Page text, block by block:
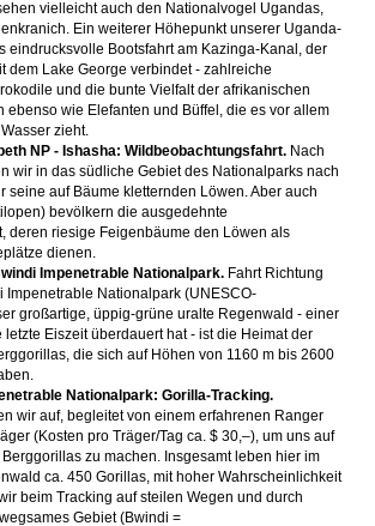
vielleicht auch den Nationalvogel Ugandas,
Ein weiterer Höhepunkt unserer Uganda-
eindrucksvolle Bootsfahrt am Kazinga-Kanal, der
dem Lake George verbindet - zahlreiche
und die bunte Vielfalt der afrikanischen
ebenso wie Elefanten und Büffel, die es vor allem
zieht.
NP - Ishasha: Wildbeobachtungsfahrt. Nach
wir in das südliche Gebiet des Nationalparks nach
seine auf Bäume kletternden Löwen. Aber auch
bevölkern die ausgedehnte
deren riesige Feigenbäume den Löwen als
dienen.
Impenetrable Nationalpark. Fahrt Richtung
Impenetrable Nationalpark (UNESCO-
großartige, üppig-grüne uralte Regenwald - einer
Eiszeit überdauert hat - ist die Heimat der
die sich auf Höhen von 1160 m bis 2600
Nationalpark: Gorilla-Tracking.
wir auf, begleitet von einem erfahrenen Ranger
(Kosten pro Träger/Tag ca. $ 30,–), um uns auf
zu machen. Insgesamt leben hier im
ca. 450 Gorillas, mit hoher Wahrscheinlichkeit
beim Tracking auf steilen Wegen und durch
Gebiet (Bwindi =